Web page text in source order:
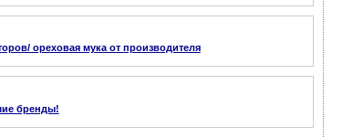
ореховая мука от производителя
бренды!